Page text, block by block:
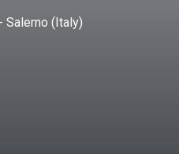
Salerno (Italy)